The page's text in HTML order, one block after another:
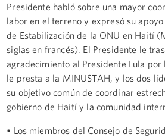
Presidente habló sobre una mayor
labor en el terreno y expresó su
de Estabilización de la ONU en Haití
siglas en francés). El Presidente le
agradecimiento al Presidente Lula
le presta a la MINUSTAH, y los dos
su objetivo común de coordinar
gobierno de Haití y la comunidad
• Los miembros del Consejo de